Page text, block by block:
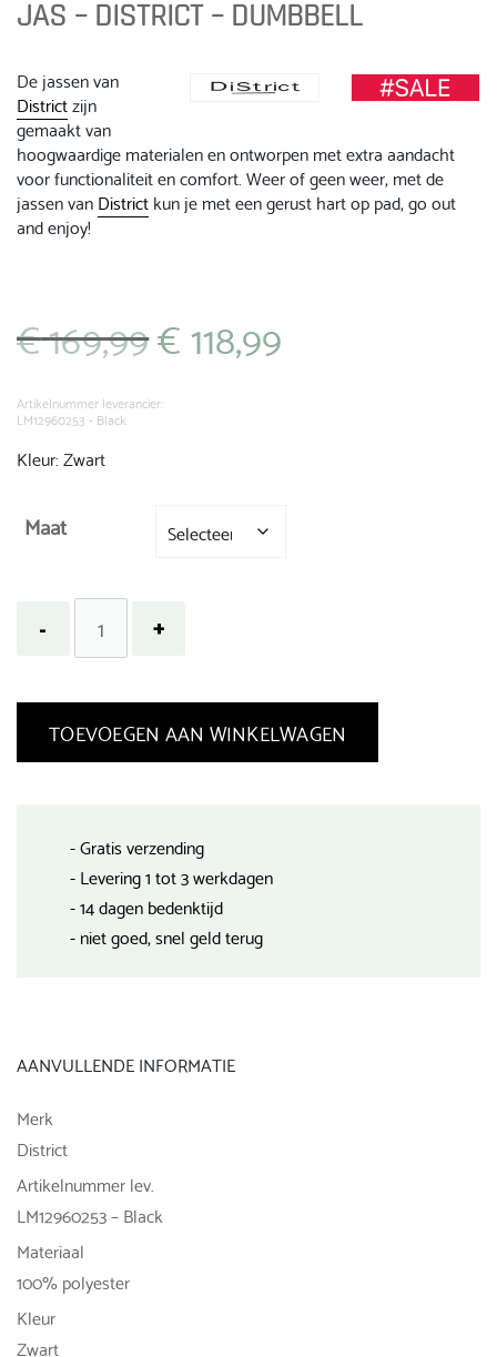
JAS – DISTRICT – DUMBBELL
De jassen van
Districtzijn
gemaakt van
hoogwaardige materialen en ontworpen met extra aandacht
voor functionaliteit en comfort. Weer of geen weer, met de
jassen vanDistrictkun je met een gerust hart op pad, go out
and enjoy!
€169,99 Oorspronkelijke
prijs
€ 169,99.
€118,99
Artikelnummer leverancier:
LM12960253 - Black
Kleur: Zwart
Maat
TOEVOEGEN AAN WINKELWAGEN
- Gratis verzending
- Levering 1 tot 3 werkdagen
- 14 dagen bedenktijd
- niet goed, snel geld terug
AANVULLENDE INFORMATIE
Merk
District
Artikelnummer lev.
LM12960253 – Black
Materiaal
100% polyester
Kleur
Zwart